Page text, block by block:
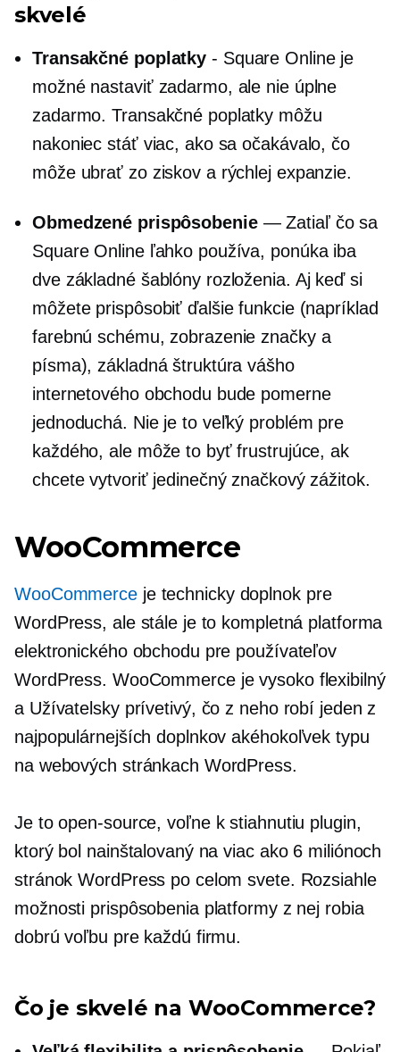
skvelé
Transakčné poplatky - Square Online je
možné nastaviť zadarmo, ale nie úplne
zadarmo. Transakčné poplatky môžu
nakoniec stáť viac, ako sa očakávalo, čo
môže ubrať zo ziskov a rýchlej expanzie.
Obmedzené prispôsobenie— Zatiaľ čo sa
Square Online ľahko používa, ponúka iba
dve základné šablóny rozloženia. Aj keď si
môžete prispôsobiť ďalšie funkcie (napríklad
farebnú schému, zobrazenie značky a
písma), základná štruktúra vášho
internetového obchodu bude pomerne
jednoduchá. Nie je to veľký problém pre
každého, ale môže to byť frustrujúce, ak
chcete vytvoriť jedinečný značkový zážitok.
WooCommerce
WooCommerceje technicky doplnok pre
WordPress, ale stále je to kompletná platforma
elektronického obchodu pre používateľov
WordPress. WooCommerce je vysoko flexibilný
a Užívatelsky prívetivý, čo z neho robí jeden z
najpopulárnejších doplnkov akéhokoľvek typu
na webových stránkach WordPress.
Je toopen-source, voľne k stiahnutiu plugin,
ktorý bol nainštalovaný na viac ako 6 miliónoch
stránok WordPress po celom svete. Rozsiahle
možnosti prispôsobenia platformy z nej robia
dobrú voľbu pre každú firmu.
Čo je skvelé na WooCommerce?